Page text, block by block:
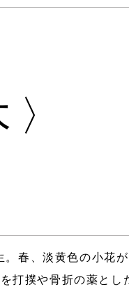
春、淡黄色の小花
打撲や骨折の薬とし